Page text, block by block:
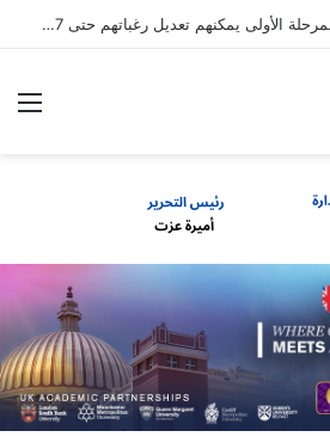
التعليم العالي: طلاب المرحلة الأولى يمكنهم تعديل رغباتهم حتى 7 مساء الأحد 9 أغسطس